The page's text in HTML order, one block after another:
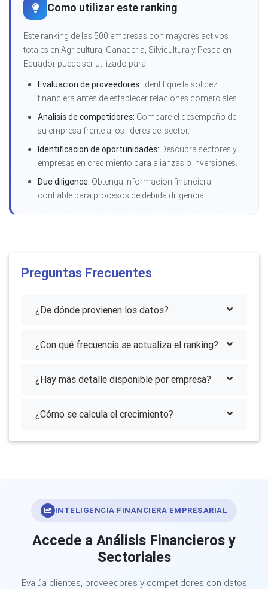
Como utilizar este ranking
Este ranking de las 500 empresas con mayores activos
totales en Agricultura, Ganaderia, Silvicultura y Pesca en
Ecuador puede ser utilizado para:
Evaluacion de proveedores: Identifique la solidez
financiera antes de establecer relaciones comerciales.
Analisis de competidores: Compare el desempeño de
su empresa frente a los lideres del sector.
Identificacion de oportunidades: Descubra sectores y
empresas en crecimiento para alianzas o inversiones.
Due diligence: Obtenga informacion financiera
confiable para procesos de debida diligencia.
Preguntas Frecuentes
¿De dónde provienen los datos?
¿Con qué frecuencia se actualiza el ranking?
¿Hay más detalle disponible por empresa?
¿Cómo se calcula el crecimiento?
INTELIGENCIA FINANCIERA EMPRESARIAL
Accede a Análisis Financieros y
Sectoriales
Evalúa clientes, proveedores y competidores con datos